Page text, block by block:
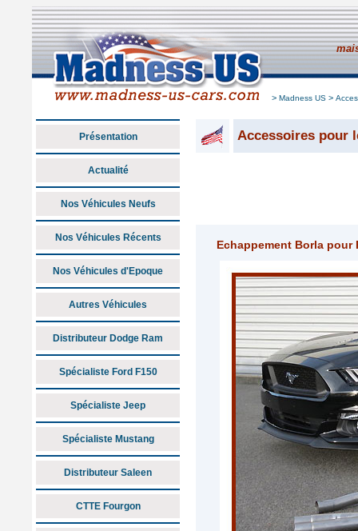
> Madness US >
Présentation
Actualité
Nos Véhicules Neufs
Nos Véhicules Récents
Nos Véhicules d'Epoque
Autres Véhicules
Distributeur Dodge Ram
Spécialiste Ford F150
Spécialiste Jeep
Spécialiste Mustang
Distributeur Saleen
CTTE Fourgon
Accessoires pour
Echappement Borla pour